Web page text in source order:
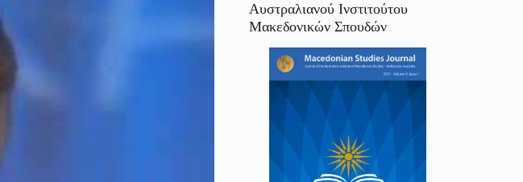
Αυστραλιανού Ινστιτούτου
Μακεδονικών Σπουδών